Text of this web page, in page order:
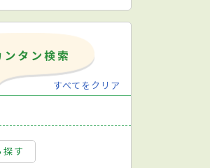
すべてをクリア
す